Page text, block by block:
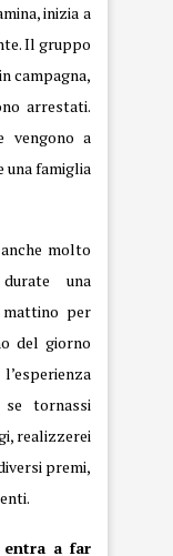
inizia a
Il gruppo
campagna,
arrestati.
vengono a
una famiglia
molto
una
per
del giorno
tornassi
realizzerei
premi,
entra a far